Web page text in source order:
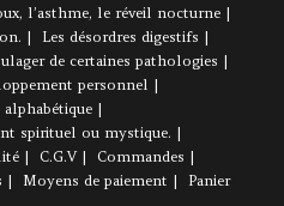
l’asthme, le réveil nocturne
Les désordres digestifs
de certaines pathologies
personnel
spirituel ou mystique.
C.G.V
Commandes
Moyens de paiement Panier